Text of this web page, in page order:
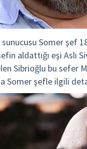
Somer şef
aldattığı eşi Aslı
Sibrioğlu bu
Somer şefle ilgili